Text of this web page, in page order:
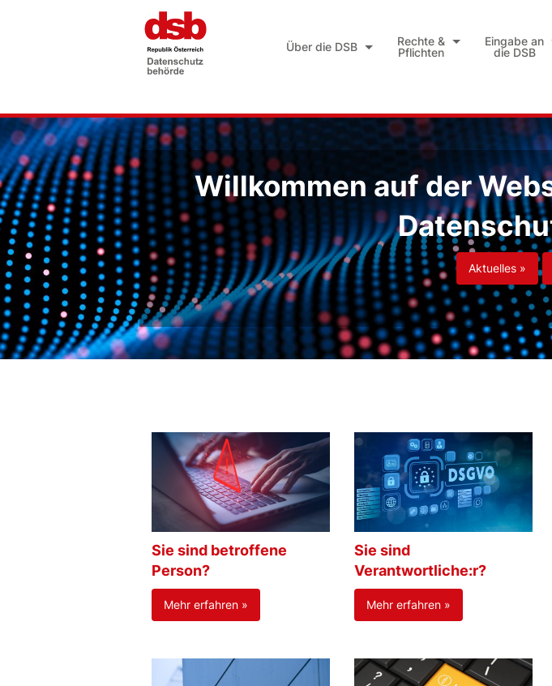
Über die DSB
Rechte &
Pflichten
Eingabe an
die DSB
Willkommen auf der
Aktuelles »
Sie sind betroffene
Person?
Mehr erfahren »
Sie sind
Verantwortliche:r?
Mehr erfahren »